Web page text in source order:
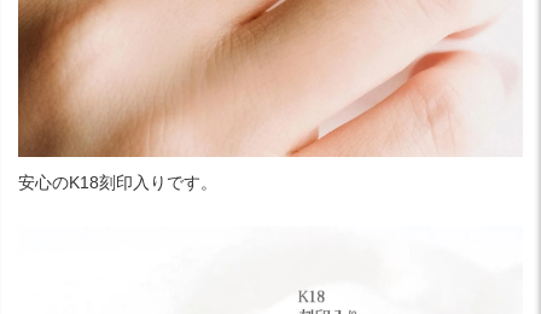
安心のK18刻印入りです。